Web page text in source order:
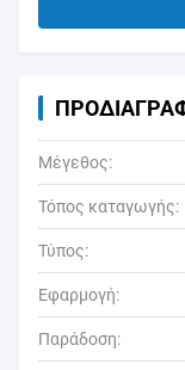
Μέγεθος:
Τόπος καταγωγής:
Τύπος:
Εφαρμογή:
Παράδοση: